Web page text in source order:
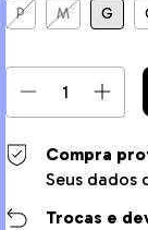
P M G
Compra
Seus dados
Trocas e